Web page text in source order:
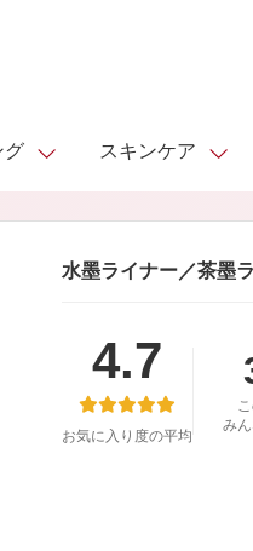
グ
ギフトサービス
スキンケア
ドレスリフト
ベースメイク
ビューティーセレクト
シーンから選ぶ
ご予算から選ぶ
人気ランキング
水墨ライナー／茶墨
4.7
お気に入り度の平均
み